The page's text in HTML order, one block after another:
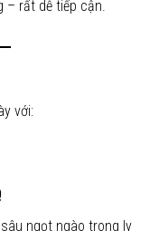
– rất dễ tiếp cận.
với:
ngọt ngào trong ly